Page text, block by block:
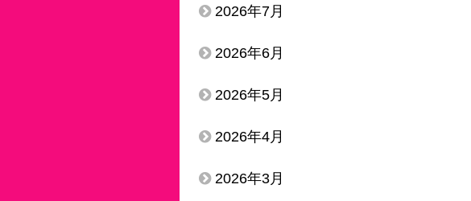
2026年7月
2026年6月
2026年5月
2026年4月
2026年3月